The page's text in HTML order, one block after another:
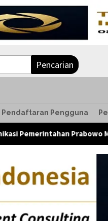
Pencarian
Pendaftaran Pengguna
Prabowo Mengemuka